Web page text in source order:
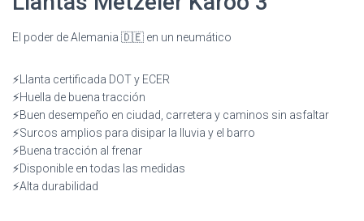
El poder de Alemania 🇩🇪 en un neumático
⚡️Llanta certificada DOT y ECER
⚡️Huella de buena tracción
⚡️Buen desempeño en ciudad, carretera y caminos sin asfaltar
⚡️Surcos amplios para disipar la lluvia y el barro
⚡️Buena tracción al frenar
⚡️Disponible en todas las medidas
⚡️Alta durabilidad